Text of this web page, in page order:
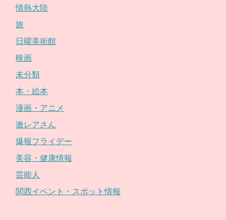
情熱大陸
旅
日曜美術館
映画
未分類
本・絵本
漫画・アニメ
激レアさん
爆報フライデー
美容・健康情報
芸能人
関西イベント・スポット情報